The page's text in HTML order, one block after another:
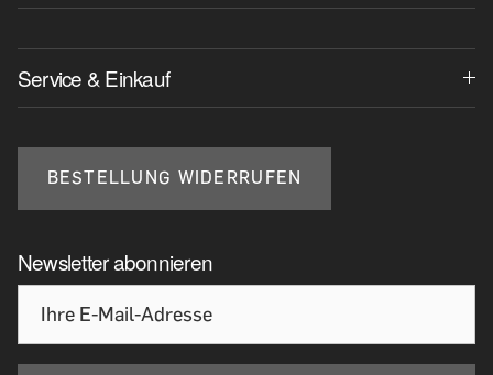
Service & Einkauf
BESTELLUNG WIDERRUFEN
Newsletter abonnieren